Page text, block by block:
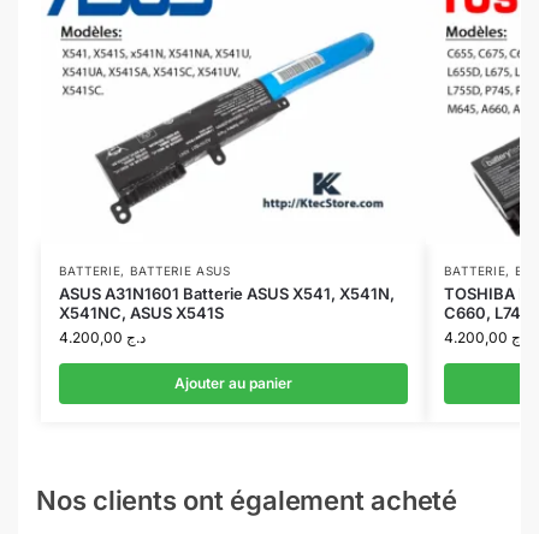
BATTERIE, BATTERIE ASUS
ASUS A31N1601 Batterie ASUS X541, X541N,
X541NC, ASUS X541S
د.ج
Ajouter au panier
BATTERIE,
TOSHIBA
C660, L745,
د.ج
Nos clients ont également acheté